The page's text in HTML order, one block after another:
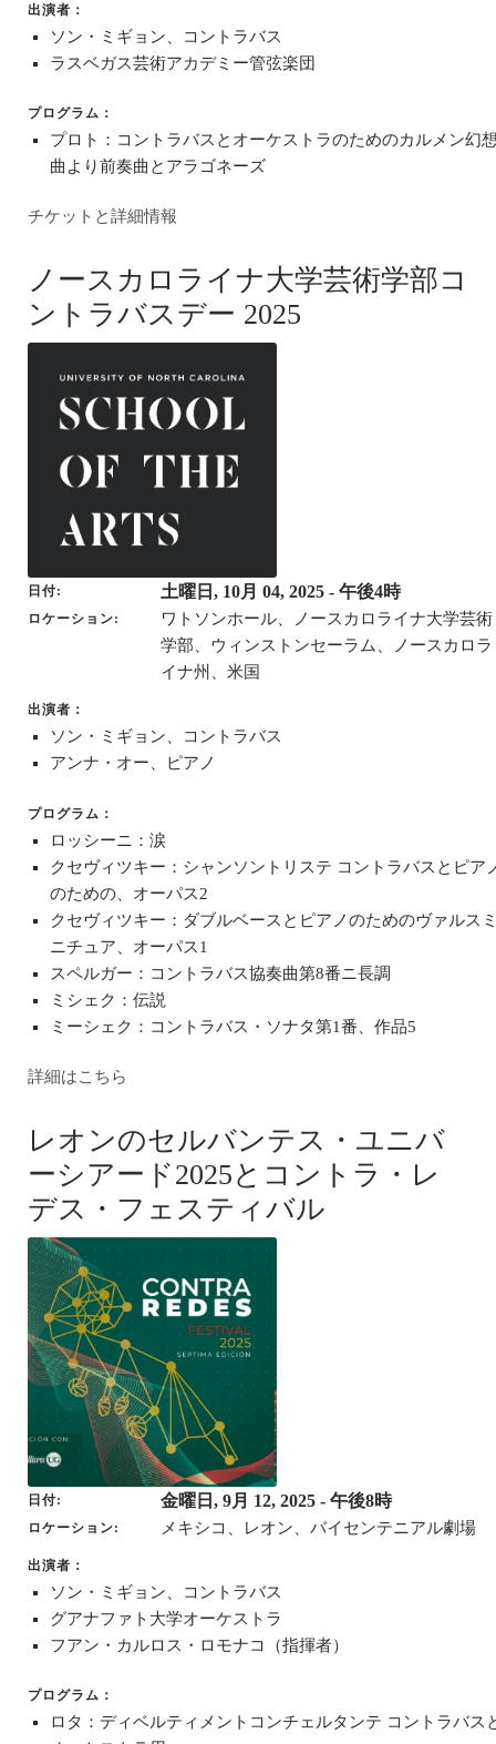
出演者：
ソン・ミギョン、コントラバス
ラスベガス芸術アカデミー管弦楽団
プログラム：
プロト：コントラバスとオーケストラのためのカルメン幻
曲より前奏曲とアラゴネーズ
チケットと詳細情報
ノースカロライナ大学芸術学部コ
ントラバスデー 2025
日付 土曜日, 10月 04, 2025 - 午後4時
ロケーション
ワトソンホール、ノースカロライナ大学芸術
学部、ウィンストンセーラム、ノースカロラ
イナ州、米国
出演者：
ソン・ミギョン、コントラバス
アンナ・オー、ピアノ
プログラム：
ロッシーニ：涙
クセヴィツキー：シャンソントリステ コントラバスとピア
のための、オーパス2
クセヴィツキー：ダブルベースとピアノのためのヴァルス
ニチュア、オーパス1
スペルガー：コントラバス協奏曲第8番ニ長調
ミシェク：伝説
ミーシェク：コントラバス・ソナタ第1番、作品5
詳細はこちら
レオンのセルバンテス・ユニバ
ーシアード2025とコントラ・レ
デス・フェスティバル
日付 金曜日, 9月 12, 2025 - 午後8時
ロケーション メキシコ、レオン、バイセンテニアル劇場
出演者：
ソン・ミギョン、コントラバス
グアナファト大学オーケストラ
フアン・カルロス・ロモナコ（指揮者）
プログラム：
ロタ：ディベルティメントコンチェルタンテ コントラバス